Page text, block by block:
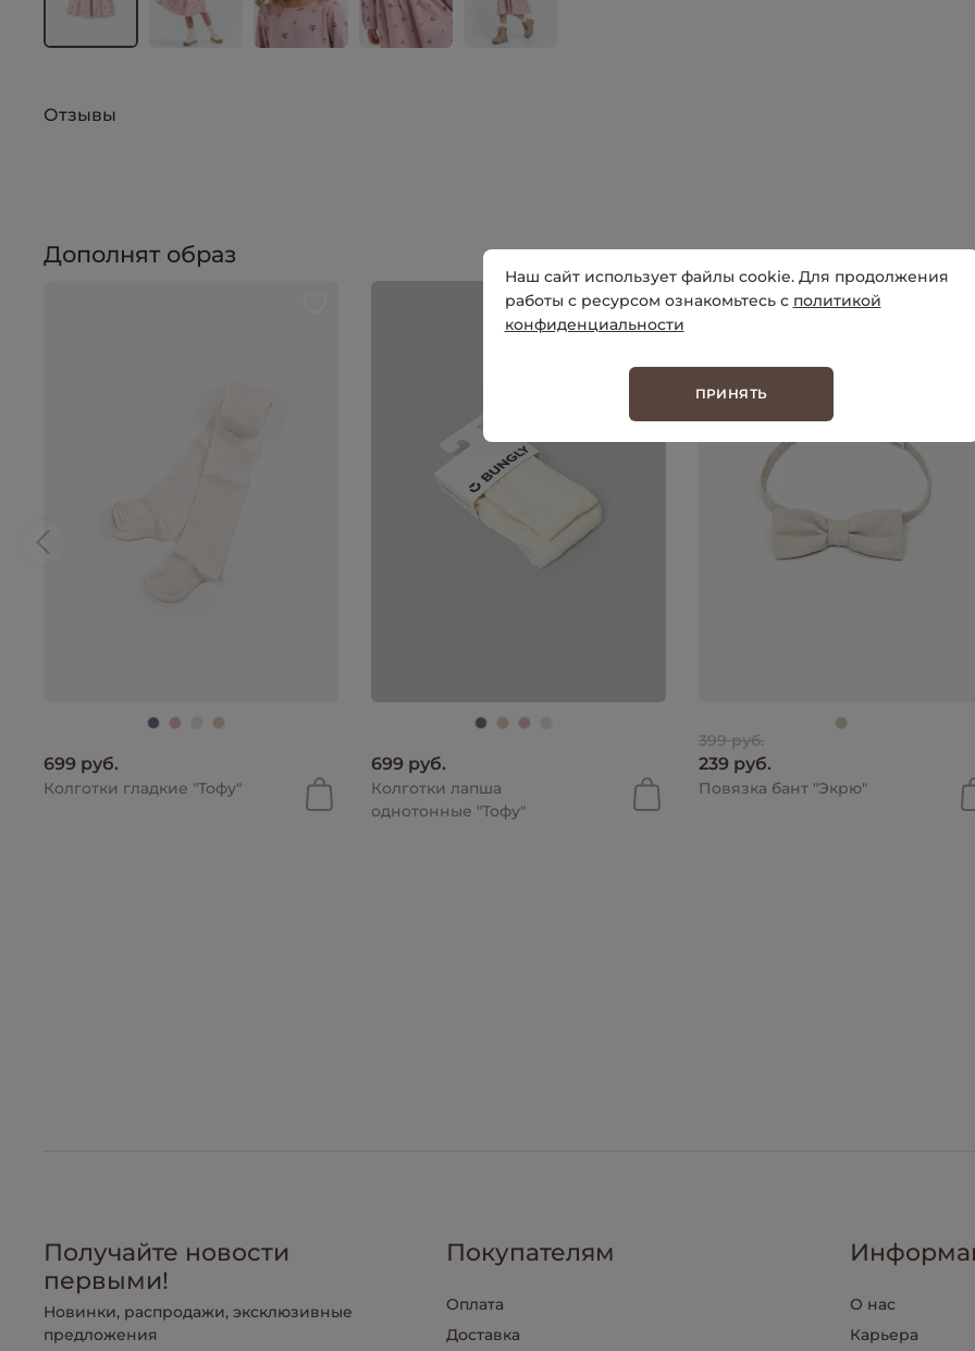
Отзывы
Дополнят образ
699 руб.
Колготки гладкие "Тофу"
699 руб.
Колготки лапша
однотонные "Тофу"
399 руб.
239 руб.
Повязка бант "Экрю"
Получайте новости
первыми!
Новинки, распродажи, эксклюзивные
предложения
Покупателям
Оплата
Доставка
О нас
Карьера
Наш сайт использует файлы cookie. Для продолжения
работы с ресурсом ознакомьтесь с политикой
конфиденциальности
ПРИНЯТЬ